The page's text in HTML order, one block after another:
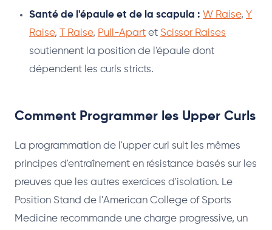
Santé de l'épaule et de la scapula : W Raise, Y
Raise, T Raise, Pull-Apart et Scissor Raises
soutiennent la position de l'épaule dont
dépendent les curls stricts.
Comment Programmer les Upper Curls
La programmation de l'upper curl suit les mêmes
principes d'entraînement en résistance basés sur les
preuves que les autres exercices d'isolation. Le
Position Stand de l'American College of Sports
Medicine recommande une charge progressive, un